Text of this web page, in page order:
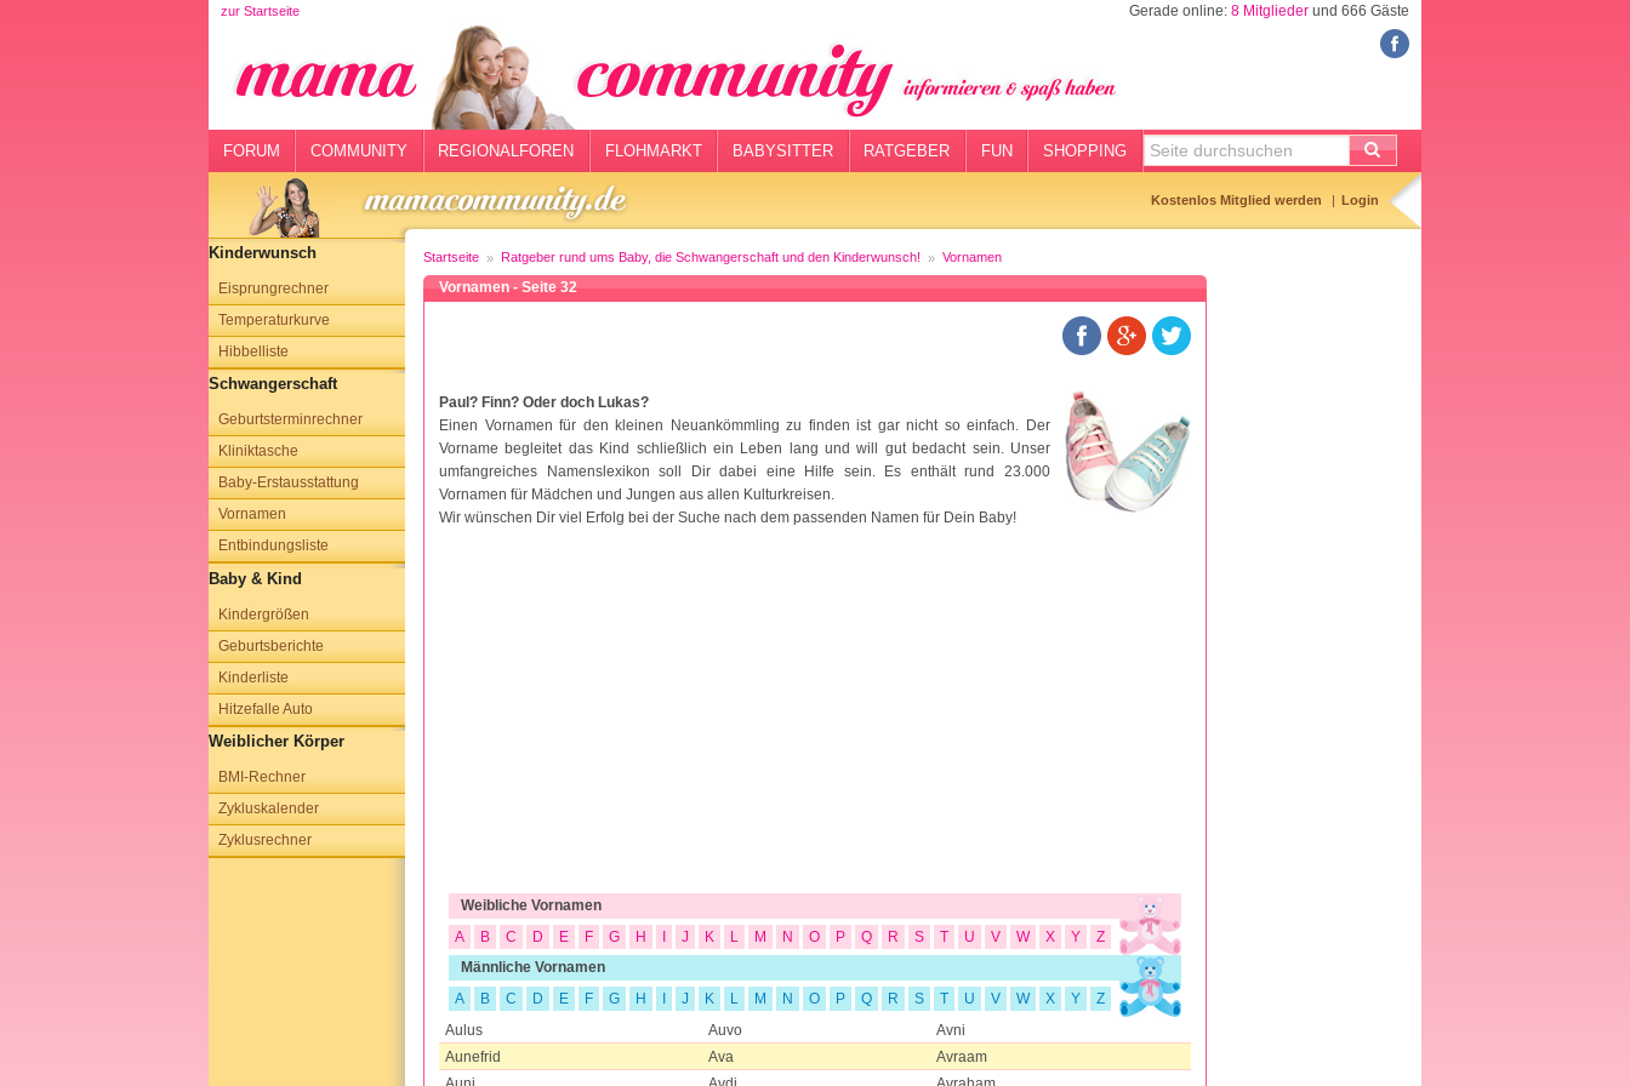
zur Startseite Gerade online: 8 Mitglieder und 666 Gäste
FORUM COMMUNITY REGIONALFOREN FLOHMARKT BABYSITTER RATGEBER FUN SHOPPING
Kostenlos Mitglied werden Login
Kinderwunsch
Eisprungrechner
Temperaturkurve
Hibbelliste
Schwangerschaft
Geburtsterminrechner
Kliniktasche
Baby-Erstausstattung
Vornamen
Entbindungsliste
Baby & Kind
Kindergrößen
Geburtsberichte
Kinderliste
Hitzefalle Auto
Weiblicher Körper
BMI-Rechner
Zykluskalender
Zyklusrechner
Startseite Ratgeber rund ums Baby, die Schwangerschaft und den Kinderwunsch! Vornamen
Vornamen - Seite 32
Paul? Finn? Oder doch Lukas?
Einen Vornamen für den kleinen Neuankömmling zu finden ist gar nicht so einfach. Der
Vorname begleitet das Kind schließlich ein Leben lang und will gut bedacht sein. Unser
umfangreiches Namenslexikon soll Dir dabei eine Hilfe sein. Es enthält rund 23.000
Vornamen für Mädchen und Jungen aus allen Kulturkreisen.
Wir wünschen Dir viel Erfolg bei der Suche nach dem passenden Namen für Dein Baby!
Weibliche Vornamen
A
B C D E F G H J K L M N O P Q R S T U V W X Y
Z
Männliche Vornamen
A
B C D E F G H J K L M N O P Q R S T U V W X Y
Z
Aulus
Auvo
Avni
Aunefrid
Ava
Avraam